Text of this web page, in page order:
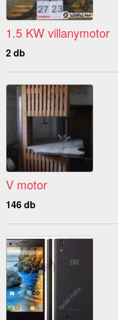
1.5 KW villanymotor
2 db
V motor
146 db